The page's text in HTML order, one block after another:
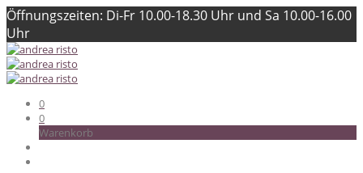
Öffnungszeiten: Di-Fr 10.00-18.30 Uhr und Sa 10.00-16.00
Uhr
0
0
Warenkorb